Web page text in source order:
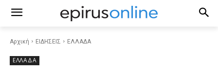
Αρχική ΕΙΔΗΣΕΙΣ ΕΛΛΑΔΑ
ΕΛΛΑΔΑ